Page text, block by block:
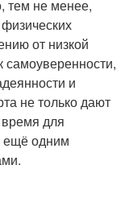
не менее,
от низкой
самоуверенности,
и
не только дают
для
ещё одним